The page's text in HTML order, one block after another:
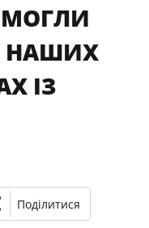
НАШИХ
ІЗ
Поділитися